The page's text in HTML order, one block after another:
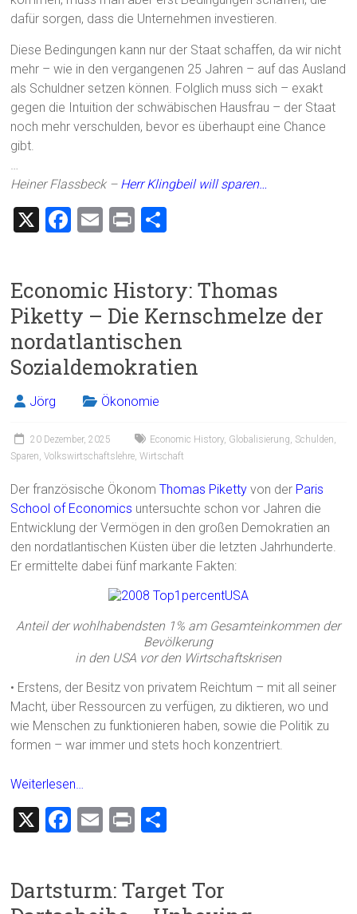
dafür sorgen, dass die Unternehmen investieren.
Diese Bedingungen kann nur der Staat schaffen, da wir nicht
mehr – wie in den vergangenen 25 Jahren – auf das Ausland
als Schuldner setzen können. Folglich muss sich – exakt
gegen die Intuition der schwäbischen Hausfrau – der Staat
noch mehr verschulden, bevor es überhaupt eine Chance
gibt.
Heiner Flassbeck – Herr Klingbeil will sparen…
X
F
b
o
ok
E
l
Pr
n
Economic History: Thomas
Piketty – Die Kernschmelze der
nordatlantischen
Sozialdemokratien
Jörg Ökonomie
20 Dezember, 2025 Economic History, Globalisierung Schulden
Sparen ,Volkswirtschaftslehre ,Wirtschaft
Der französische ÖkonomThomas Piketty von der Paris
School of Economics untersuchte schon vor Jahren die
Entwicklung der Vermögen in den großen Demokratien an
den nordatlantischen Küsten über die letzten Jahrhunderte.
Er ermittelte dabei fünf markante Fakten:
Anteil der wohlhabendsten 1% am Gesamteinkommen der
Bevölkerung
in den USA vor den Wirtschaftskrisen
• Erstens, der Besitz von privatem Reichtum – mit all seiner
Macht, über Ressourcen zu verfügen, zu diktieren, wo und
wie Menschen zu funktionieren haben, sowie die Politik zu
formen – war immer und stets hoch konzentriert.
Weiterlesen…
X
F
b
E
l
Pr
n
Dartsturm: Target Tor